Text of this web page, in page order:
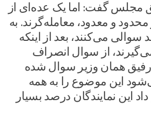
مجلس گفت: اما یک عده‌ای از
محدود و معدود، معامله‌گرند. به
می‌کنند، بعد از اینکه
از سوال انصراف
رفیق همان وزیر سوال شده
این موضوع را به همه
این نمایندگان درصد بسیار